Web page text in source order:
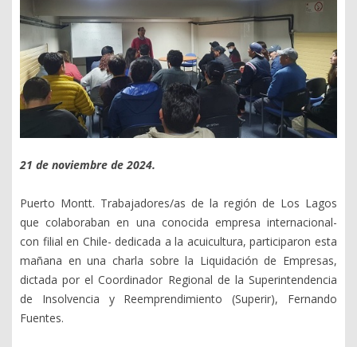
21 de noviembre de 2024.
Puerto Montt. Trabajadores/as de la región de Los Lagos
que colaboraban en una conocida empresa internacional-
con filial en Chile- dedicada a la acuicultura, participaron esta
mañana en una charla sobre la Liquidación de Empresas,
dictada por el Coordinador Regional de la Superintendencia
de Insolvencia y Reemprendimiento (Superir), Fernando
Fuentes.